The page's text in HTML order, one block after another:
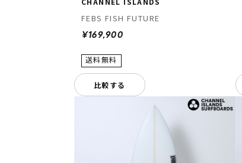
FEBS FISH FUTURE
¥169,900
比較する